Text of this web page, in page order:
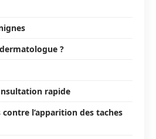
?
rapide
l’apparition des taches